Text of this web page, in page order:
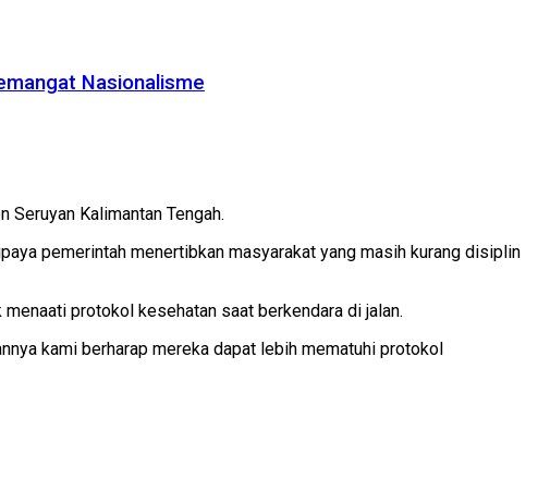
Nasionalisme
Kalimantan Tengah.
pemerintah menertibkan masyarakat yang masih kurang disiplin
protokol kesehatan saat berkendara di jalan.
kami berharap mereka dapat lebih mematuhi protokol